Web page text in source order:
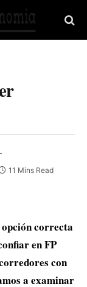
11 Mins Read
opción correcta
en FP
con
a examinar